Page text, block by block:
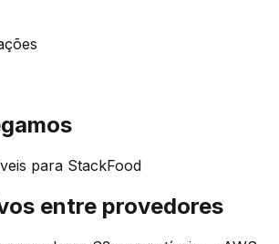
para StackFood
entre provedores